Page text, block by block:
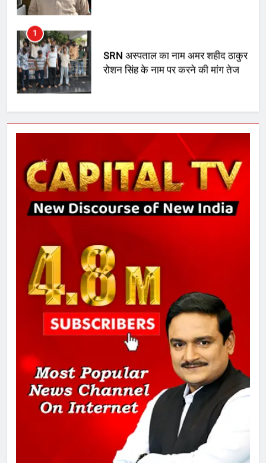
2
अमर शहीद ठाकुर रोशन सिंह के नाम पर
स्वरूप रानी नेहरू चिकित्सालय का
3
289 एकड़ भूमि पर विकसित होगा कार्बन-
फ्री डेटा सेंटर, हजारों उच्च-कुशल
रोजगार सृजन की संभावना
4
UP में ग्रामीण बिजली आपूर्ति से कृषि,
मिला बढ़ावा
5
राम की नगरी अयोध्या में आने वाले भक्तों
का स्वागत करेगा लक्ष्मण द्वार
उत्तर प्रदेश में गांवों में बढ़ेंगी सुविधाएं: 67%
बढ़ा पंचायतों का बजट
गाजा युद्धविराम को लेकर बड़ी खबरें